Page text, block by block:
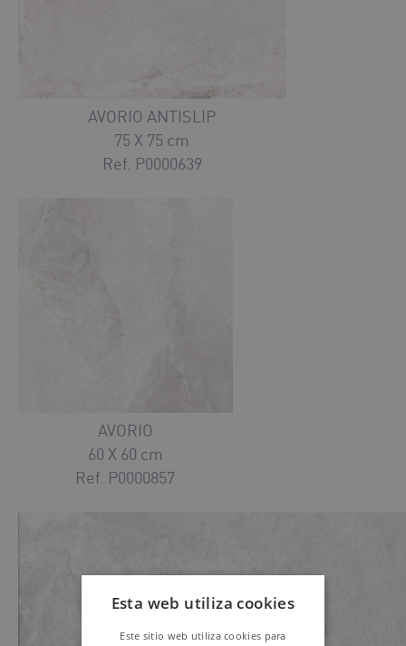
AVORIO ANTISLIP
75 X 75 cm
Ref. P0000639
AVORIO
60 X 60 cm
Ref. P0000857
Esta web utiliza cookies
Este sitio web utiliza cookies para